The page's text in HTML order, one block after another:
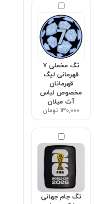
تگ مخملی ۷
قهرمانی لیگ
قهرمانان
مخصوص لباس
آث میلان
130,000 تومان
تگ جام جهانی